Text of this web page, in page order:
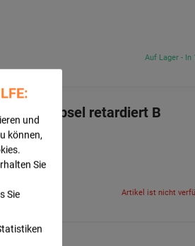
und
können,
Sie
Sie
Auf Lager - In
Hartkapsel retardiert B
Artikel ist nicht